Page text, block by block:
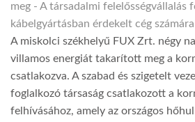
meg - A társadalmi felelősségvállalás
kábelgyártásban érdekelt cég számára
A miskolci székhelyű FUX Zrt. négy
villamos energiát takarított meg a
csatlakozva. A szabad és szigetelt
foglalkozó társaság csatlakozott a
felhívásához, amely az országos